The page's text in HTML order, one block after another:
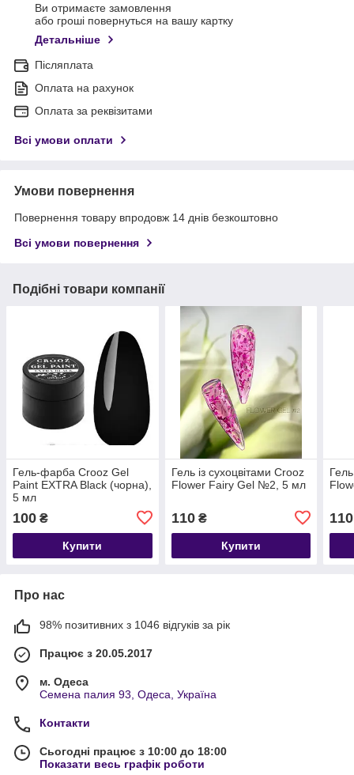
Ви отримаєте замовлення
або гроші повернуться на вашу картку
Детальніше
Післяплата
Оплата на рахунок
Оплата за реквізитами
Всі умови оплати
Умови повернення
Повернення товару впродовж 14 днів безкоштовно
Всі умови повернення
Подібні товари компанії
Гель-фарба Crooz Gel
Paint EXTRA Black (чорна),
5 мл
100 ₴
Купити
Гель із сухоцвітами Crooz
Flower Fairy Gel №2, 5 мл
110₴
Купити
110
Про нас
98% позитивних з 1046 відгуків за рік
Працює з 20.05.2017
м. Одеса
Семена палия 93, Одеса, Україна
Контакти
Сьогодні працює з 10:00 до 18:00
Показати весь графік роботи